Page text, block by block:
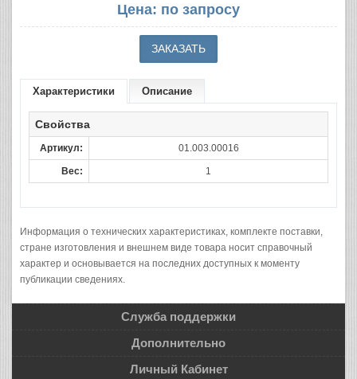
Цена: по запросу
Характеристики Описание
Свойства
Артикул: 01.003.00016
Вес: 1
Информация о технических характеристиках, комплекте поставки,
стране изготовления и внешнем виде товара носит справочный
характер и основывается на последних доступных к моменту
публикации сведениях.
Служба поддержки
Дополнительно
Личный Кабинет